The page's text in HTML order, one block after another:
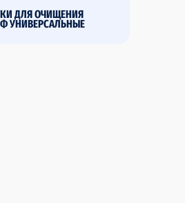
ДЛЯ ОЧИЩЕНИЯ
УНИВЕРСАЛЬНЫЕ